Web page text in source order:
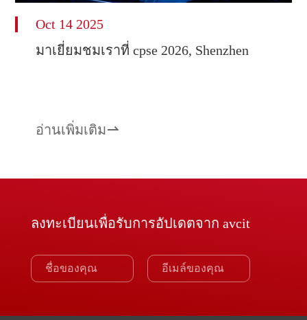
Oct 14 2025
มาเยี่ยมชมเราที่ cpse 2026, Shenzhen
อ่านเพิ่มเติม
ลงทะเบียนเพื่อรับการอัปเดตจาก avcit